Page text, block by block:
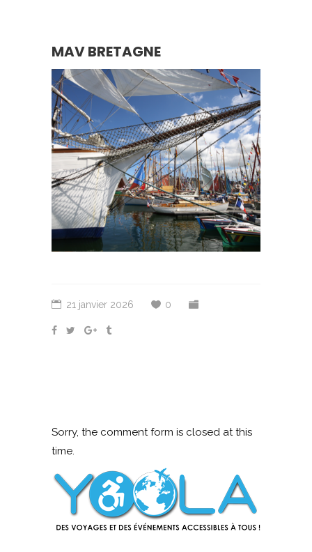
MAV BRETAGNE
21 janvier 2026 0
Sorry, the comment form is closed at this
time.